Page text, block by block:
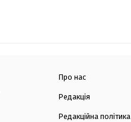
Про нас
Редакція
Редакційна політика